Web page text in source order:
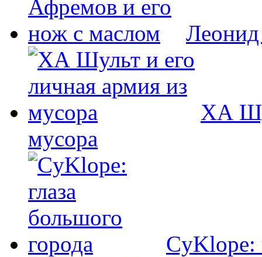
ХА
мусора
CyKlope: